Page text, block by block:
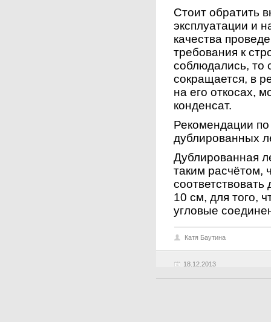
Стоит обратить
эксплуатации и
качества
требования к
соблюдались, то
сокращается, в
на его откосах,
конденсат.
Рекомендации
дублированных
Дублированная
таким расчётом,
10 см, для того,
угловые
18.12.2013
Катя Баутина